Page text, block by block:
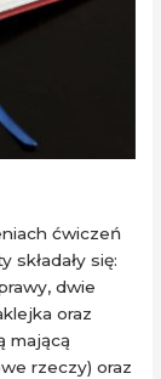
ćwiczeń
się:
dwie
oraz
mającą
rzeczy) oraz